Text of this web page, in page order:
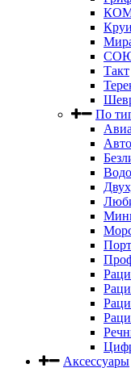
Такт
По
Аксессуары